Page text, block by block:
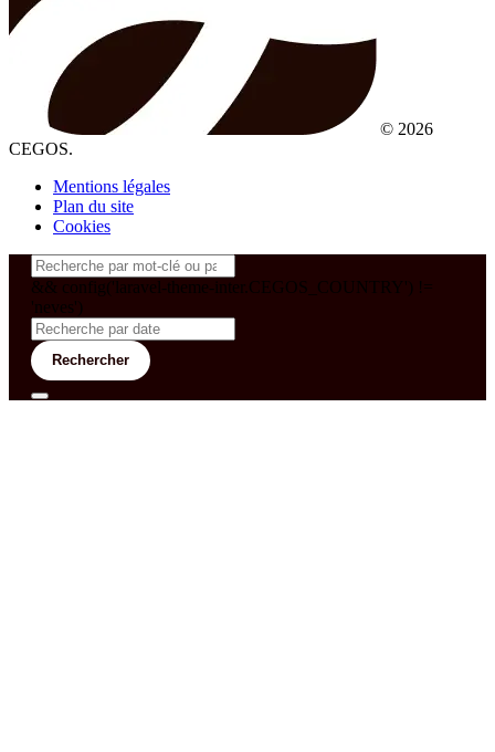
© 2026
CEGOS.
Mentions légales
Plan du site
Cookies
&& config('laravel-theme-inter.CEGOS_COUNTRY') !=
'neves')
Rechercher